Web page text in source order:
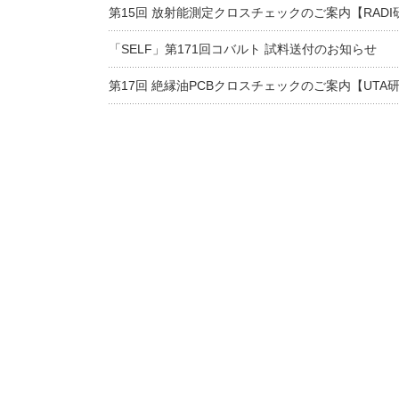
第15回 放射能測定クロスチェックのご案内【RADI
「SELF」第171回コバルト 試料送付のお知らせ
第17回 絶縁油PCBクロスチェックのご案内【UTA研